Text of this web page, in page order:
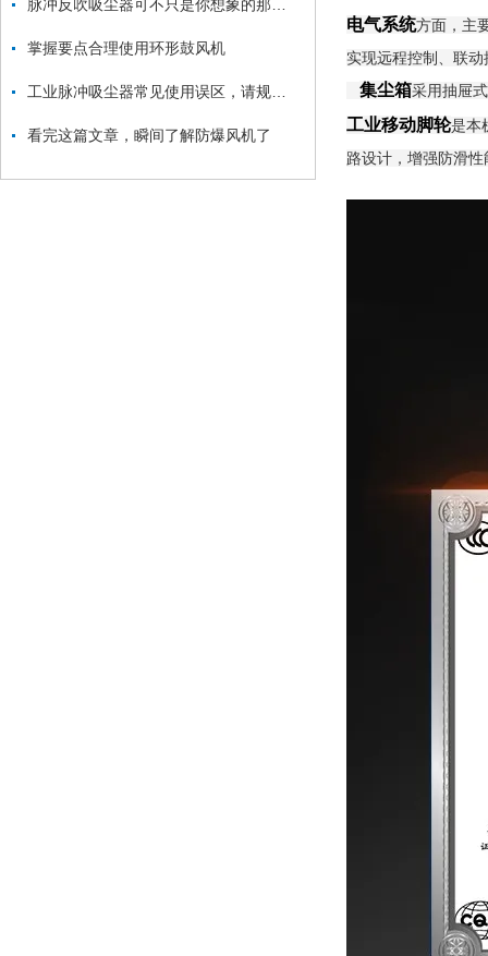
掌握要点合理使用环形鼓风机
看完这篇文章，瞬间了解防爆风机了
电气系统方面，主
实现远程控制、联
集尘箱采用抽屉
工业移动脚轮是本
路设计，增强防滑性